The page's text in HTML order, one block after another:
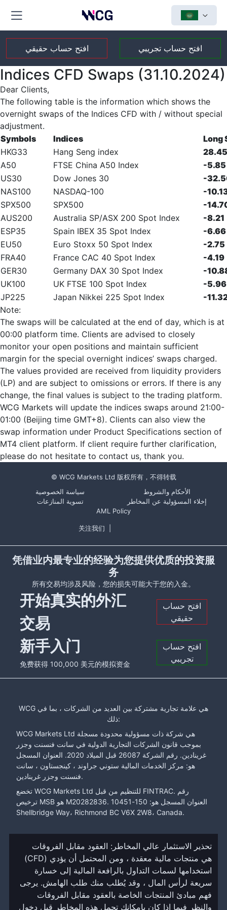
افتح حساب حقيقي افتح حساب تجريبي
Indices CFD Swaps (31.10.2024)
Dear Clients,
The following table is the information which shows the
overnight swaps of the Indices CFD with / without special
adjustment.
Symbols
Indices
Long
HKG33
Hang Seng index
28.45
A50
FTSE China A50 Index
-5.85
US30
Dow Jones 30
-
NAS100
NASDAQ-100
-
SPX500
SPX500
-
AUS200
Australia SP/ASX 200 Spot Index
-8.21
ESP35
Spain IBEX 35 Spot Index
-6.66
EU50
Euro Stoxx 50 Spot Index
-2.75
FRA40
France CAC 40 Spot Index
-4.19
GER30
Germany DAX 30 Spot Index
-
UK100
UK FTSE 100 Spot Index
-5.96
JP225
Japan Nikkei 225 Spot Index
-
Note:
The swaps will be calculated at the end of day, which is at
00:00 platform time. Clients are advised to closely
monitor your open positions and maintain sufficient
margin for the special overnight indices’ swaps charged.
The values provided are received from liquidity providers
(LP) and are subject to omissions or errors. If there is any
change, the final values is subject to the trading platform.
WCG Markets will update the indices swaps around 21:00-
01:00 (Beijing time GMT+8). Clients can also view the
swap information under Product Specifications section of
MT4 client platform. If client require further clarification,
please do not hesitate to contact us, thank you.
© WCG Markets Ltd 版权所有，不得转载
سياسة الخصوصية
الأحكام والشروط
تسوية المنازعات
إخلاء المسؤولية عن المخاطر
AML Policy
关注我们
凭借业内最专业的经验为您提供优质的投资服
务
所有交易均涉及风险，您的损失可能大于您的入金。
开始真实的外汇
交易
افتح حساب
حقيقي
新手入门
免费获得 100,000 美元的模拟资金
افتح حساب
تجريبي
WCG هي علامة تجارية مشتركة بين العديد من الشركات ، بما في
ذلك:
WCG Markets Ltd هي شركة ذات مسؤولية محدودة مسجلة
بموجب قانون الشركات التجارية الدولية في سانت فنسنت وجزر
غرينادين. رقم الشركة 26087 قبل الميلاد 2020. العنوان المسجل
هو: مركز الخدمات المالية ستوني جراوند ، كينجستاون ، سانت
فنسنت وجزر غرينادين.
تخضع WCG Markets Ltd للتنظيم من قبل FINTRAC. رقم
ترخيص MSB هو M20282836. العنوان المسجل هو: 150-10451
Shellbridge Way، Richmond BC V6X 2W8، Canada.
تحذير الاستثمار عالي المخاطر: العقود مقابل الفروقات
(CFD) هي منتجات مالية معقدة ، ومن المحتمل أن يؤدي
استخدامها لسمات التداول بالرافعة المالية إلى خسارة
سريعة لرأس المال ، وقد يُطلب منك طلب الهامش. يرجى
فهم مبادئ المنتجات الخاصة بالعقود مقابل الفروقات
والنظر فيما إذا كان بإمكانك تحمل هذه المخاطر قبل دخول